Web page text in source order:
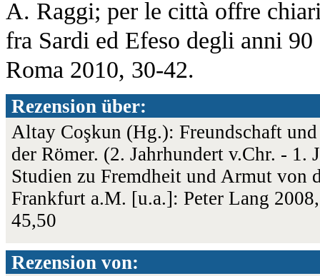
A. Raggi; per le città offre
fra Sardi ed Efeso degli anni
Roma 2010, 30-42.
Rezension über:
Altay Coşkun (Hg.): Freundschaft
der Römer. (2. Jahrhundert v.Chr. -
Studien zu Fremdheit und Armut von
Frankfurt a.M. [u.a.]: Peter Lang
45,50
Rezension von: